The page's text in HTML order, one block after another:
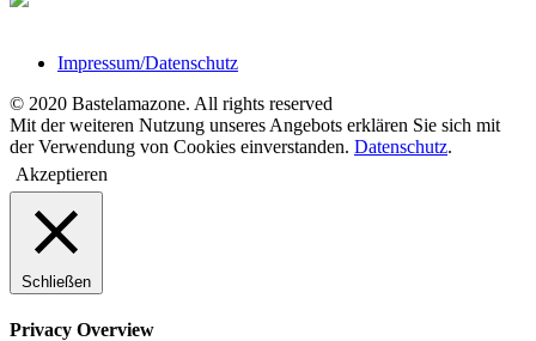
Impressum/Datenschutz
© 2020 Bastelamazone. All rights reserved
Mit der weiteren Nutzung unseres Angebots erklären Sie sich mit
der Verwendung von Cookies einverstanden. Datenschutz.
Akzeptieren
Schließen
Privacy Overview